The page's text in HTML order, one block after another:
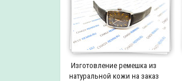
Изготовление ремешка из
натуральной кожи на заказ